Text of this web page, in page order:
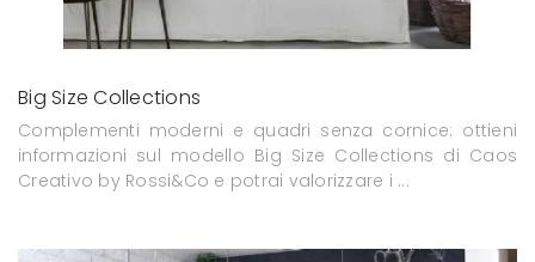
Big Size Collections
Complementi moderni e quadri senza cornice: ottieni
informazioni sul modello Big Size Collections di Caos
Creativo by Rossi&Co e potrai valorizzare i ...